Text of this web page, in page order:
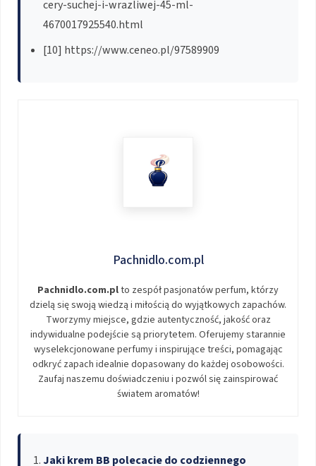
cery-suchej-i-wrazliwej-45-ml-
4670017925540.html
[10] https://www.ceneo.pl/97589909
Pachnidlo.com.pl
Pachnidlo.com.plto zespół pasjonatów perfum, którzy
dzielą się swoją wiedzą i miłością do wyjątkowych zapachów.
Tworzymy miejsce, gdzie autentyczność, jakość oraz
indywidualne podejście są priorytetem. Oferujemy starannie
wyselekcjonowane perfumy i inspirujące treści, pomagając
odkryć zapach idealnie dopasowany do każdej osobowości.
Zaufaj naszemu doświadczeniu i pozwól się zainspirować
światem aromatów!
Jaki krem BB polecacie do codziennego